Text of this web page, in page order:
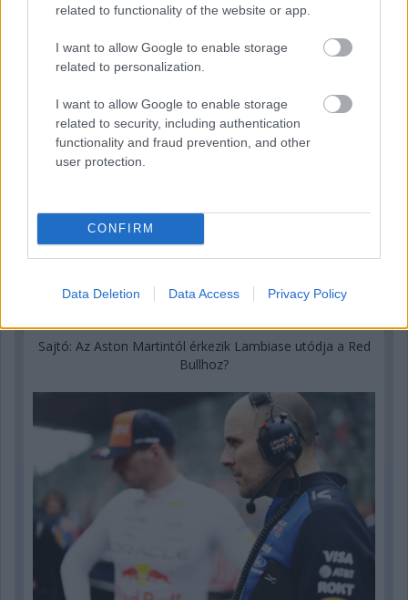
related to functionality of the website or app.
I want to allow Google to enable storage
related to personalization.
I want to allow Google to enable storage
related to security, including authentication
functionality and fraud prevention, and other
user protection.
CONFIRM
Data Deletion Data Access Privacy Policy
MotoGP: Bezzecchi közel egy másodpercet javított a
körrekordon
Sajtó: Az Aston Martintól érkezik Lambiase utódja a Red
Bullhoz?